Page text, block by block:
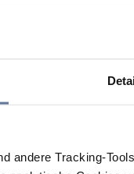
andere Tracking-